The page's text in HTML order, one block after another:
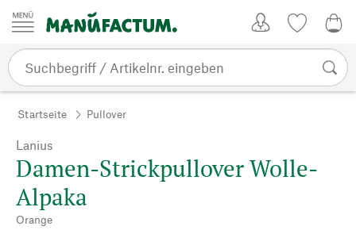
Zum Inhalt springen
Startseite Pullover
Lanius
Damen-Strickpullover Wolle-
Alpaka
Orange